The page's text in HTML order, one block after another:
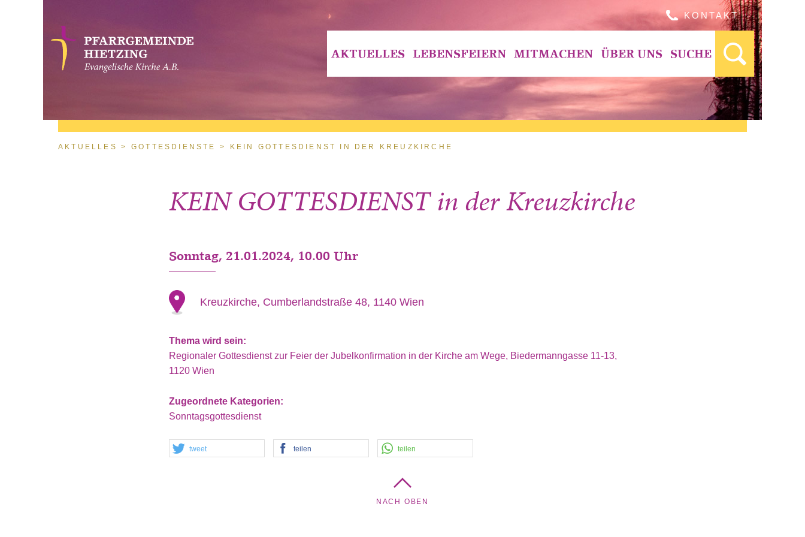
KONTAKT
AKTUELLES LEBENSFEIERN MITMACHEN ÜBER UNS SUCHE
Sie sind hier
AKTUELLES GOTTESDIENSTE KEIN GOTTESDIENST IN DER KREUZKIRCHE
KEIN GOTTESDIENST in der Kreuzkirche
Sonntag, 21.01.2024, 10.00 Uhr
Kreuzkirche, Cumberlandstraße 48, 1140 Wien
Thema wird sein:
Regionaler Gottesdienst zur Feier der Jubelkonfirmation in der Kirche am Wege, Biedermanngasse 11-13,
1120 Wien
Zugeordnete Kategorien:
Sonntagsgottesdienst
tweet teilen teilen
NACH OBEN